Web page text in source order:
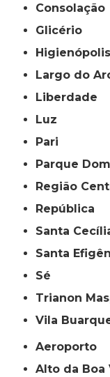
Consolação
Glicério
Higienópolis
Largo do
Liberdade
Luz
Pari
Parque
Região
República
Santa
Santa
Sé
Trianon
Vila
Aeroporto
Alto da Boa